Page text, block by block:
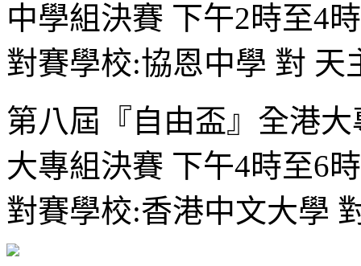
中學組決賽 下午2時至4時
對賽學校:協恩中學 對 天
第八屆『自由盃』全港
大專組決賽 下午4時至6時
對賽學校:香港中文大學